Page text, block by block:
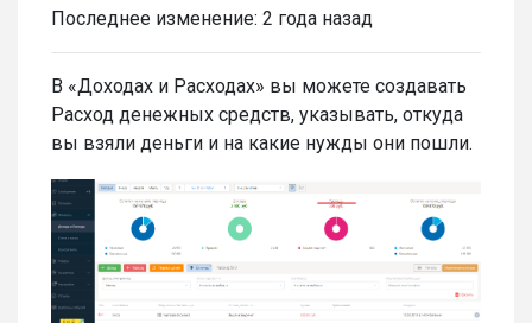
Последнее изменение: 2 года назад
В «Доходах и Расходах» вы можете создавать
Расход денежных средств, указывать, откуда
вы взяли деньги и на какие нужды они пошли.